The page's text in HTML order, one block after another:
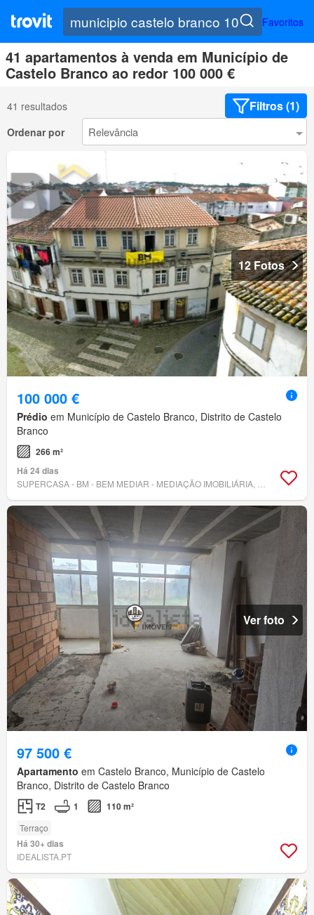
Favoritos
41 apartamentos à venda em Município de
Castelo Branco ao redor 100 000 €
41 resultados Filtros (1)
Ordenar por
12 Fotos
100 000 €
Prédio em Município de Castelo Branco, Distrito de Castelo
Branco
266 m²
Há 24 dias
Ver foto
97 500 €
Apartamento em Castelo Branco, Município de Castelo
Branco, Distrito de Castelo Branco
T2 1 110 m²
Terraço
Há 30+ dias
IDEALISTA.PT